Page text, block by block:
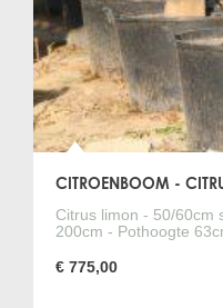
CITROENBOOM -
Citrus limon - 50/60cm
200cm - Pothoogte
€ 775,00